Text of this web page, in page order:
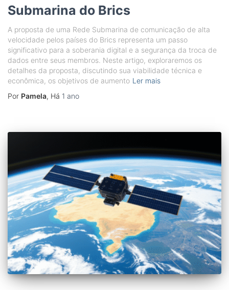
Submarina do Brics
A proposta de uma Rede Submarina de comunicação de alta
velocidade pelos países do Brics representa um passo
significativo para a soberania digital e a segurança da troca de
dados entre seus membros. Neste artigo, exploraremos os
detalhes da proposta, discutindo sua viabilidade técnica e
econômica, os objetivos de aumento Ler mais
Por Pamela, Há 1 ano